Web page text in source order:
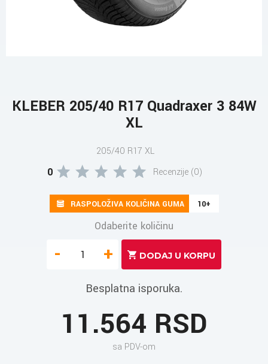
KLEBER 205/40 R17 Quadraxer 3 84W
XL
205/40 R17 XL
0 Recenzije (0)
RASPOLOŽIVA KOLIČINA GUMA 10+
Odaberite količinu
- +
Besplatna isporuka.
11.564 RSD
sa PDV-om